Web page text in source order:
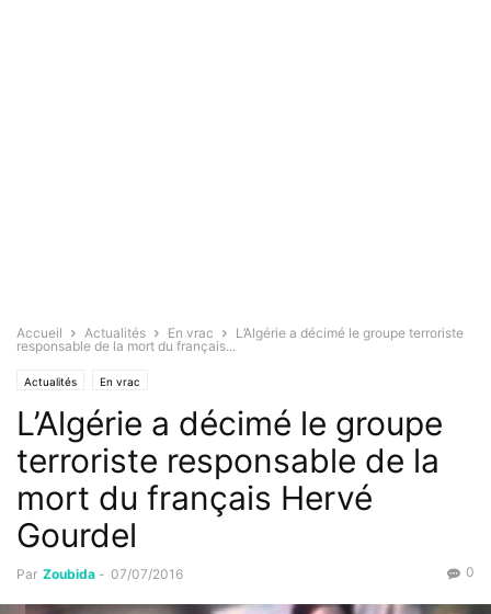
Accueil Actualités En vrac
L’Algérie a décimé le groupe terroriste
responsable de la mort du français...
Actualités En vrac
L’Algérie a décimé le groupe
terroriste responsable de la
mort du français Hervé
Gourdel
Par Zoubida - 07/07/2016 0